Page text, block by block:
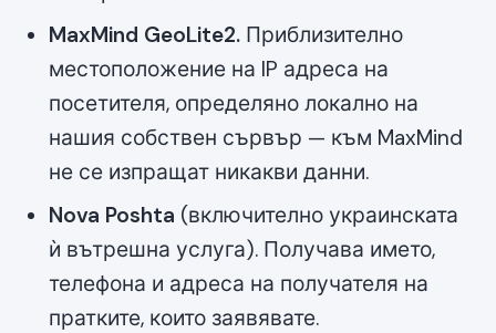
MaxMind GeoLite2. Приблизително
местоположение на IP адреса на
посетителя, определяно локално на
нашия собствен сървър — към MaxMind
не се изпращат никакви данни.
Nova Poshta (включително украинската
ѝ вътрешна услуга). Получава името,
телефона и адреса на получателя на
пратките, които заявявате.